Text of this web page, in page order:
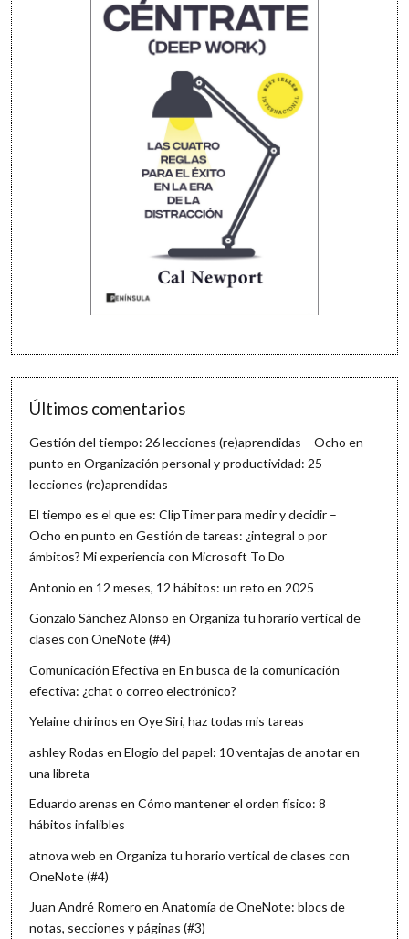
Últimos comentarios
Gestión del tiempo: 26 lecciones (re)aprendidas – Ocho en
punto enOrganización personal y productividad: 25
lecciones (re)aprendidas
El tiempo es el que es: ClipTimer para medir y decidir –
Ocho en punto enGestión de tareas: ¿integral o por
ámbitos? Mi experiencia con Microsoft To Do
Antonio en 12 meses, 12 hábitos: un reto en 2025
Gonzalo Sánchez Alonso enOrganiza tu horario vertical de
clases con OneNote (#4)
Comunicación Efectiva enEn busca de la comunicación
efectiva: ¿chat o correo electrónico?
Yelaine chirinos enOye Siri, haz todas mis tareas
ashley Rodas enElogio del papel: 10 ventajas de anotar en
una libreta
Eduardo arenas enCómo mantener el orden físico: 8
hábitos infalibles
atnova web enOrganiza tu horario vertical de clases con
OneNote (#4)
Juan André Romero enAnatomía de OneNote: blocs de
notas, secciones y páginas (#3)